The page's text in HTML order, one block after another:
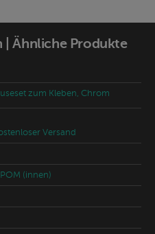
Ähnliche Produkte
zum Kleben, Chrom
Versand
(innen)